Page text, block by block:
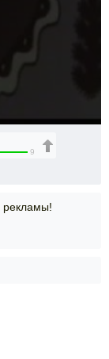
9
рекламы!